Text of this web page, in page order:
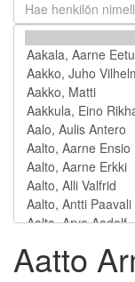
Aatto